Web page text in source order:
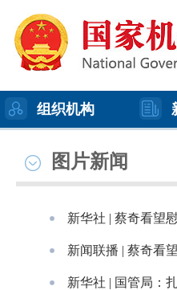
组织机构
图片新闻
新华社 | 蔡奇看望
新闻联播 | 蔡奇看
新华社 | 国管局：